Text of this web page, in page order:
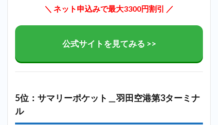
＼ ネット申込みで最大3300円割引 ／
公式サイトを見てみる >>
5位：サマリーポケット＿羽田空港第3ターミナ
ル